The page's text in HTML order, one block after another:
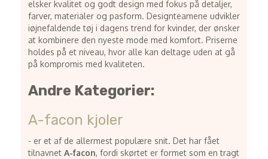
elsker kvalitet og godt design med fokus på detaljer,
farver, materialer og pasform. Designteamene udvikler
iøjnefaldende tøj i dagens trend for kvinder, der ønsker
at kombinere den nyeste mode med komfort. Priserne
holdes på et niveau, hvor alle kan deltage uden at gå
på kompromis med kvaliteten.
Andre Kategorier:
A-facon kjoler
- er et af de allermest populære snit. Det har fået
tilnavnet A-facon, fordi skørtet er formet som en tragt